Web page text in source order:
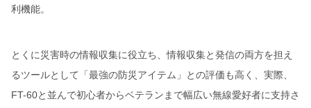
利機能。
とくに災害時の情報収集に役立ち、情報収集と発信の両方を担え
るツールとして「最強の防災アイテム」との評価も高く、実際、
FT-60と並んで初心者からベテランまで幅広い無線愛好者に支持さ